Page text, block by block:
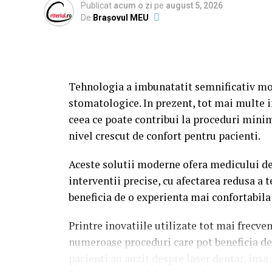
Unul dintre domeniile in care laserul
vorba despre remodelarea conturului
indepartarea excesului de tesut
precisa.
O alta ramura in care aceasta tehnologie
interventii chirurgicale cu un grad redus
unor incizii precise. De asemenea,
benigne de la nivelul mucoasei orale sau
Pacientii interesati de tratamente cu
Publicat acum o zi pe august 5, 2026
De Brașovul MEU
Tehnologia a imbunatatit semnificativ
stomatologice. In prezent, tot mai multe
ceea ce poate contribui la proceduri
nivel crescut de confort pentru pacienti.
Aceste solutii moderne ofera medicului
interventii precise, cu afectarea redusa
beneficia de o experienta mai
Printre inovatiile utilizate tot mai
numeroase proceduri care pot beneficia